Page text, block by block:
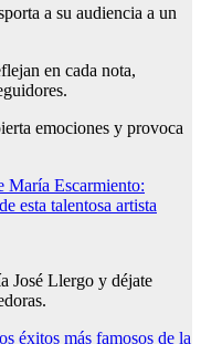
a su audiencia a un
en cada nota,
emociones y provoca
María Escarmiento:
esta talentosa artista
José Llergo y déjate
éxitos más famosos de la